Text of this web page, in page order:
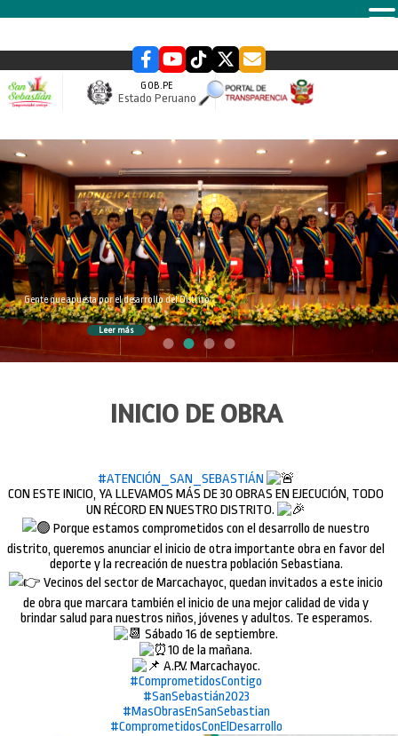
GOB.PE
Estado Peruano
slider
Gente que apuesta por el desarrollo del Distrito
Leer más
INICIO DE OBRA
#ATENCIÓN_SAN_SEBASTIÁN
CON ESTE INICIO, YA LLEVAMOS MÁS DE 30 OBRAS EN EJECUCIÓN, TODO
UN RÉCORD EN NUESTRO DISTRITO.
Porque estamos comprometidos con el desarrollo de nuestro
distrito, queremos anunciar el inicio de otra importante obra en favor del
deporte y la recreación de nuestra población Sebastiana.
Vecinos del sector de Marcachayoc, quedan invitados a este inicio
de obra que marcara también el inicio de una mejor calidad de vida y
brindar salud para nuestros niños, jóvenes y adultos. Te esperamos.
Sábado 16 de septiembre.
10 de la mañana.
A.P.V. Marcachayoc.
#ComprometidosContigo
#SanSebastián2023
#MasObrasEnSanSebastian
#ComprometidosConElDesarrollo